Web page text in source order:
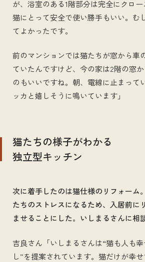
が、浴室のある1階部分は完全にクロー
猫にとって安全で使い勝手もいい。む
てよかったです。
前のマンションでは猫たちが窓から車
ていたんですけど、今の家は2階の窓
のもいいですね。朝、電線に止まって
ッカと嬉しそうに鳴いています」
猫たちの様子がわかる
独立型キッチン
次に着手したのは猫仕様のリフォーム
たちのストレスになるため、入居前に
ませることにした。いしまるさんに相
吉良さん「いしまるさんは“猫も人も
し”を提案されています。猫だけが幸